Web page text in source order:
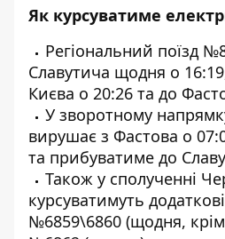
Як курсуватиме
Регіональний поїзд
Славутича щодня о
Києва о 20:26 та до
У зворотному
вирушає з Фастова о
та прибуватиме до
Також у сполученні
курсуватимуть
№6859\6860 (щодня, крім